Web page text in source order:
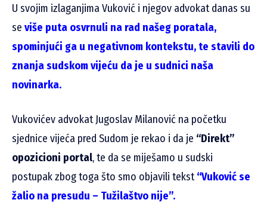
U svojim izlaganjima Vuković i njegov advokat danas su
se više puta osvrnuli na rad našeg poratala,
spominjući ga u negativnom kontekstu, te stavili do
znanja sudskom vijeću da je u sudnici naša
novinarka.
Vukovićev advokat Jugoslav Milanović na početku
sjednice vijeća pred Sudom je rekao i da je “Direkt”
opozicioni portal, te da se miješamo u sudski
postupak zbog toga što smo objavili tekst“Vuković se
žalio na presudu – Tužilaštvo nije”.